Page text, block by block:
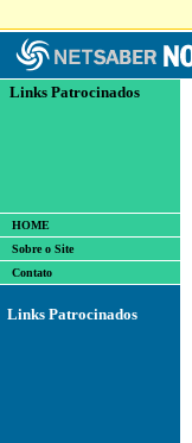
Links Patrocinados
HOME
Sobre o Site
Contato
Links Patrocinados